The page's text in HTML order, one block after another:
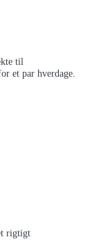
til
et par hverdage.
rigtigt